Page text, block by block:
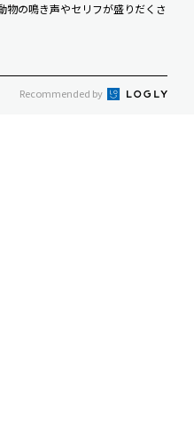
物の鳴き声やセリフが盛りだくさ
Recommended by